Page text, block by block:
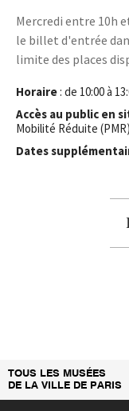
Mercredi entre 10h
le billet d'entrée
limite des places
Horaire : de 10:00 à
Accès au public en
Mobilité Réduite
Dates
TOUS LES MUSÉES
DE LA VILLE DE PARIS